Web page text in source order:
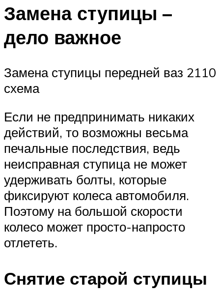
Замена ступицы –
дело важное
Замена ступицы передней ваз 2110
схема
Если не предпринимать никаких
действий, то возможны весьма
печальные последствия, ведь
неисправная ступица не может
удерживать болты, которые
фиксируют колеса автомобиля.
Поэтому на большой скорости
колесо может просто-напросто
отлететь.
Снятие старой ступицы